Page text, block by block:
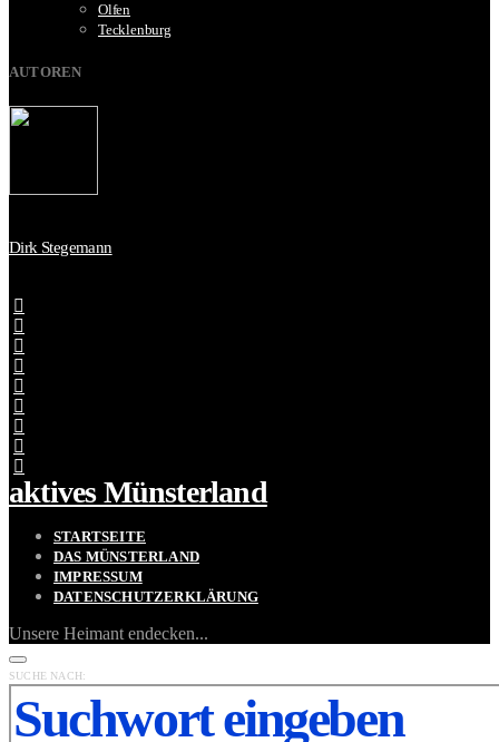
Olfen
Tecklenburg
AUTOREN
Dirk Stegemann
aktives Münsterland
STARTSEITE
DAS MÜNSTERLAND
IMPRESSUM
DATENSCHUTZERKLÄRUNG
Unsere Heimant endecken...
SUCHE NACH: